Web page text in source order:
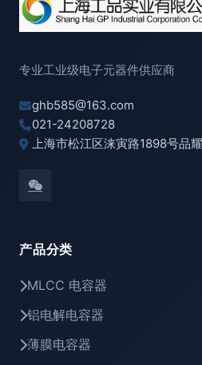
专业工业级电子元器件供应商
ghb585@163.com
021-24208728
上海市松江区涞寅路1898号品
产品分类
MLCC 电容器
铝电解电容器
薄膜电容器